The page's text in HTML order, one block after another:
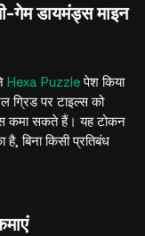
गेम डायमंड्स माइन
Hexa Puzzleपेश किया
ग्रिड पर टाइल्स को
कमा सकते हैं। यह टोकन
बिना किसी प्रतिबंध